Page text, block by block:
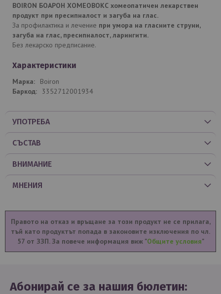
BOIRON БОАРОН ХОМЕОВОКС хомеопатичен лекарствен
продукт при пресипналост и загуба на глас.
За профилактика и лечение при умора на гласните струни,
загуба на глас, пресипналост, ларингити.
Без лекарско предписание.
Характеристики
Boiron
3352712001934
УПОТРЕБА
СЪСТАВ
ВНИМАНИЕ
МНЕНИЯ
Правото на отказ и връщане за този продукт не се прилага,
тъй като продуктът попада в законовите изключения по чл.
57 от ЗЗП. За повече информация виж "Общите условия"
Абонирай се за нашия бюлетин: